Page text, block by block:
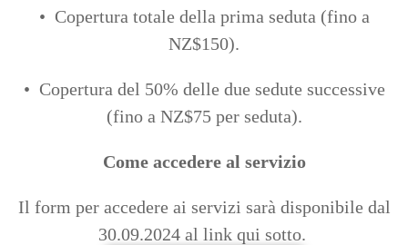
• Copertura totale della prima seduta (fino a
NZ$150).
• Copertura del 50% delle due sedute successive
(fino a NZ$75 per seduta).
Come accedere al servizio
Il form per accedere ai servizi sarà disponibile dal
30.09.2024 al link qui sotto.